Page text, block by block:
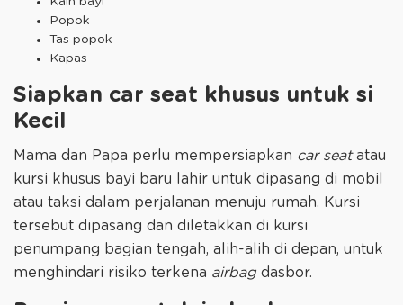
Popok
Tas popok
Kapas
Siapkan car seat khusus untuk si
Kecil
Mama dan Papa perlu mempersiapkan car seatatau
kursi khusus bayi baru lahir untuk dipasang di mobil
atau taksi dalam perjalanan menuju rumah. Kursi
tersebut dipasang dan diletakkan di kursi
penumpang bagian tengah, alih-alih di depan, untuk
menghindari risiko terkena airbag dasbor.